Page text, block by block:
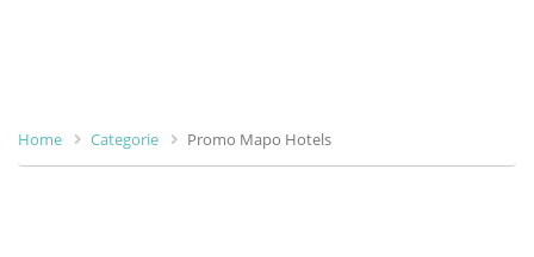
Home Categorie Promo Mapo Hotels